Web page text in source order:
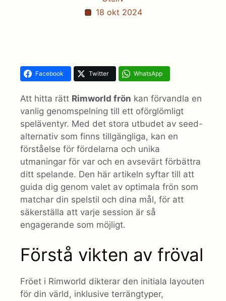
18 okt 2024
Facebook Twitter WhatsApp
Att hitta rätt Rimworld frön kan förvandla en
vanlig genomspelning till ett oförglömligt
speläventyr. Med det stora utbudet av seed-
alternativ som finns tillgängliga, kan en
förståelse för fördelarna och unika
utmaningar för var och en avsevärt förbättra
ditt spelande. Den här artikeln syftar till att
guida dig genom valet av optimala frön som
matchar din spelstil och dina mål, för att
säkerställa att varje session är så
engagerande som möjligt.
Förstå vikten av fröval
Fröet i Rimworld dikterar den initiala layouten
för din värld, inklusive terrängtyper,